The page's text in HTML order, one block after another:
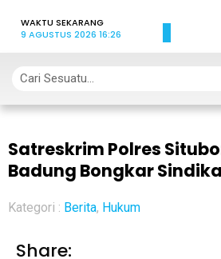
WAKTU SEKARANG
9 AGUSTUS 2026 16:26
Satreskrim Polres
Badung Bongkar
Kategori : Berita, Hukum
Share: